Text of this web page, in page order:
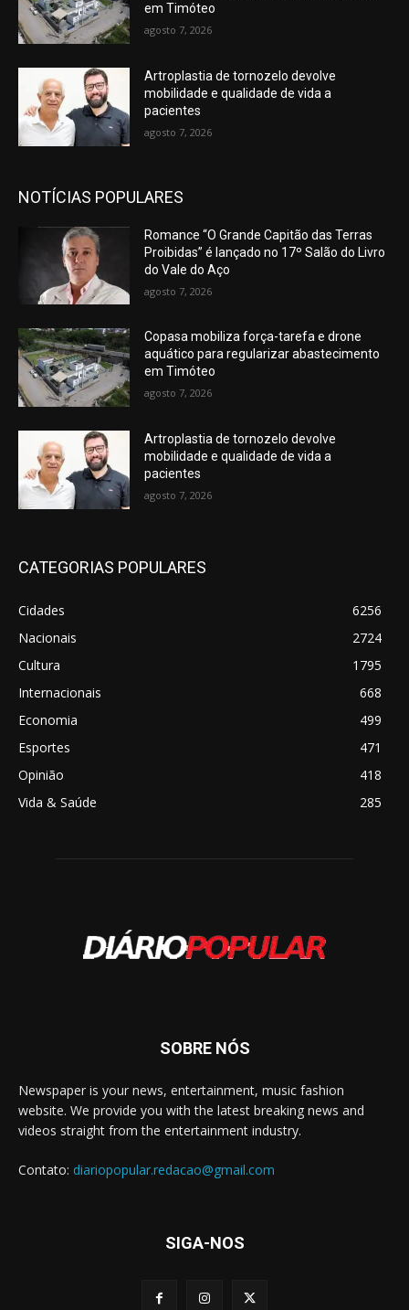
em Timóteo
agosto 7, 2026
Artroplastia de tornozelo devolve
mobilidade e qualidade de vida a
pacientes
agosto 7, 2026
NOTÍCIAS POPULARES
Romance “O Grande Capitão das Terras
Proibidas” é lançado no 17º Salão do Livro
do Vale do Aço
agosto 7, 2026
Copasa mobiliza força-tarefa e drone
aquático para regularizar abastecimento
em Timóteo
agosto 7, 2026
Artroplastia de tornozelo devolve
mobilidade e qualidade de vida a
pacientes
agosto 7, 2026
CATEGORIAS POPULARES
Cidades
6256
Nacionais
2724
Cultura
1795
Internacionais
668
Economia
499
Esportes
471
Opinião
418
Vida & Saúde
285
SOBRE NÓS
Newspaper is your news, entertainment, music fashion
website. We provide you with the latest breaking news and
videos straight from the entertainment industry.
Contato: diariopopular.redacao@gmail.com
SIGA-NOS